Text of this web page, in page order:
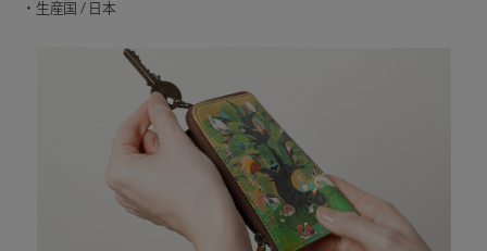
・生産国 / 日本